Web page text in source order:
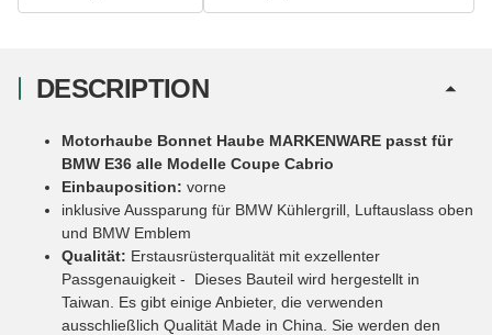
DESCRIPTION
Motorhaube Bonnet Haube MARKENWARE passt für
BMW E36 alle Modelle Coupe Cabrio
Einbauposition: vorne
inklusive Aussparung für BMW Kühlergrill, Luftauslass oben
und BMW Emblem
Qualität: Erstausrüsterqualität mit exzellenter
Passgenauigkeit - Dieses Bauteil wird hergestellt in
Taiwan. Es gibt einige Anbieter, die verwenden
ausschließlich Qualität Made in China. Sie werden den